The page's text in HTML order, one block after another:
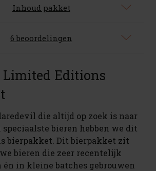
Inhoud pakket
6 beoordelingen
Limited Editions
die altijd op zoek is naar
speciaalste bieren hebben we dit
bierpakket. Dit bierpakket zit
bieren die zeer recentelijk
én in kleine batches gebrouwen